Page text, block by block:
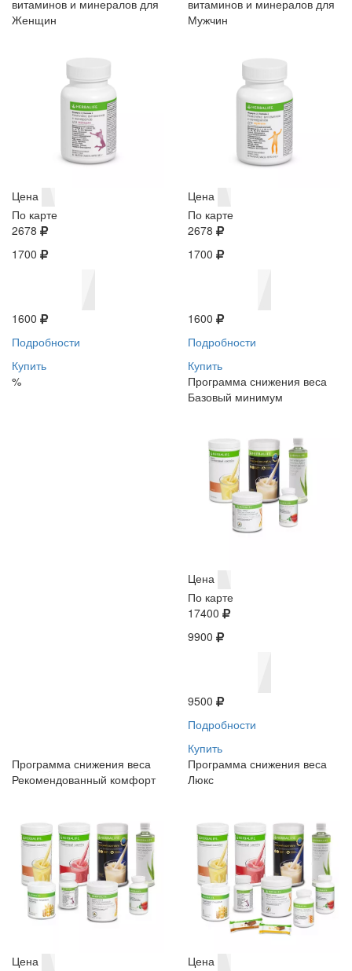
витаминов и минералов для
Женщин
Цена
По карте
2678
1700
1600
Подробности
Купить
%
витаминов и минералов для
Мужчин
Цена
По карте
2678
1700
1600
Подробности
Купить
Программа снижения веса
Базовый минимум
Цена
По карте
17400
9900
9500
Подробности
Купить
Программа снижения веса
Рекомендованный комфорт
Цена
Программа снижения веса
Люкс
Цена